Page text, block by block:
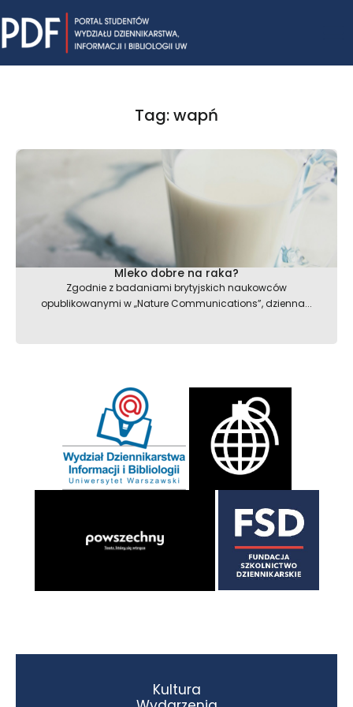
to
content
Tag: wapń
Mleko dobre na raka?
Zgodnie z badaniami brytyjskich naukowców
opublikowanymi w „Nature Communications”, dzienna...
Kultura